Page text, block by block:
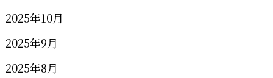
2025年10月
2025年9月
2025年8月